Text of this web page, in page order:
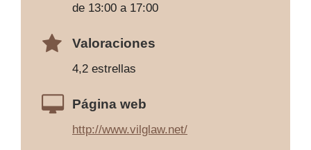
de 13:00 a 17:00
Valoraciones
4,2 estrellas
Página web
http://www.vilglaw.net/